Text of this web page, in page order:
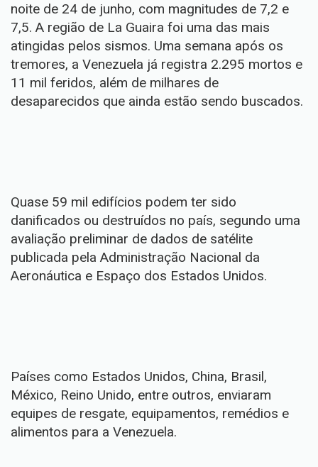
noite de 24 de junho, com magnitudes de 7,2 e
7,5. A região de La Guaira foi uma das mais
atingidas pelos sismos. Uma semana após os
tremores, a Venezuela já registra 2.295 mortos e
11 mil feridos, além de milhares de
desaparecidos que ainda estão sendo buscados.
Quase 59 mil edifícios podem ter sido
danificados ou destruídos no país, segundo uma
avaliação preliminar de dados de satélite
publicada pela Administração Nacional da
Aeronáutica e Espaço dos Estados Unidos.
Países como Estados Unidos, China, Brasil,
México, Reino Unido, entre outros, enviaram
equipes de resgate, equipamentos, remédios e
alimentos para a Venezuela.